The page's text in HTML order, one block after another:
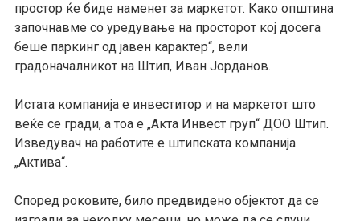
простор ќе биде наменет за маркетот. Како општина
започнавме со уредување на просторот кој досега
беше паркинг од јавен карактер“, вели
градоначалникот на Штип, Иван Јорданов.
Истата компанија е инвеститор и на маркетотшто
веќе се гради, а тоа е „Акта Инвест груп“ ДОО Штип.
Изведувач на работите е штипската компанија
„Актива“.
Според роковите, било предвидено објектот да се